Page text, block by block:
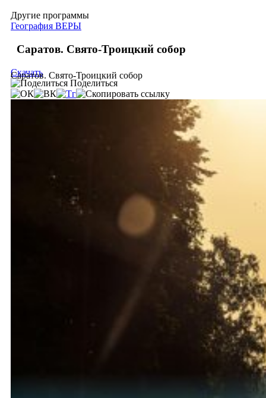
Другие программы
География ВЕРЫ
Саратов. Свято-Троицкий собор
Саратов. Свято-Троицкий собор
Скачать
Поделиться